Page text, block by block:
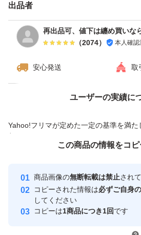
出品者
再出品可、値下は纏め買いな
（2074） 本人確認
安心発送 取
ユーザーの実績に
Yahoo!フリマが定めた一定の基準を満
付与しています
安心取引出品者
心・安
取引実績
引を完
価格の相談
この商品の情報をコ
商品画像の無断転載は禁止され
コピーされた情報は必ずご自身
してください
コピーは1商品につき1回です
この商品をみている人にオススメ